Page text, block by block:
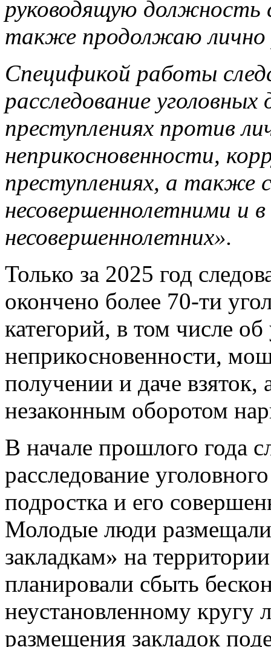
руководящую должность
также продолжаю лично
Спецификой работы
расследование
преступлениях против
неприкосновенности,
преступлениях, а также
несовершеннолетними и
несовершеннолетних».
Только за 2025 год
окончено более 70-ти
категорий, в том числе
неприкосновенности,
получении и даче взяток,
незаконным оборотом
В начале прошлого года
расследование
подростка и его
Молодые люди
закладкам» на
планировали сбыть
неустановленному кругу
размещения закладок